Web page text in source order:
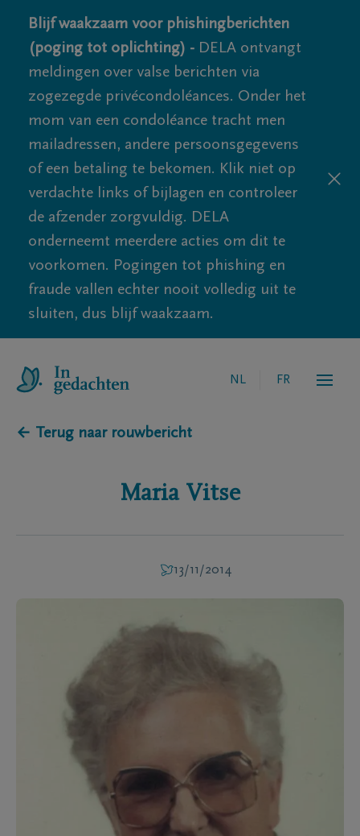
Blijf waakzaam voor phishingberichten
(poging tot oplichting) - DELA ontvangt
meldingen over valse berichten via
zogezegde privécondoléances. Onder het
mom van een condoléance tracht men
mailadressen, andere persoonsgegevens
of een betaling te bekomen. Klik niet op
verdachte links of bijlagen en controleer
de afzender zorgvuldig. DELA
onderneemt meerdere acties om dit te
voorkomen. Pogingen tot phishing en
fraude vallen echter nooit volledig uit te
sluiten, dus blijf waakzaam.
NL FR
← Terug naar rouwbericht
Maria Vitse
13/11/2014